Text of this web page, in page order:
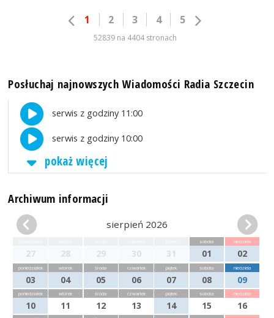
1 2 3 4 5
52839 na 4404 stronach
Posłuchaj najnowszych Wiadomości Radia Szczecin
serwis z godziny 11:00
serwis z godziny 10:00
pokaż więcej
Archiwum informacji
sierpień 2026
27 28 29 30 31
sobota
01
niedziela
02
poniedziałek
03
wtorek
04
środa
05
czwartek
06
piątek
07
sobota
08
niedziela
09
poniedziałek
10
wtorek
11
środa
12
czwartek
13
piątek
14
sobota
15
niedziela
16